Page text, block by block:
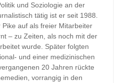
und Soziologie an der
tätig ist er seit 1988.
auf als freier Mitarbeiter
– zu Zeiten, als noch mit der
wurde. Später folgten
und einer medizinischen
20 Jahren rückte
vorrangig in den